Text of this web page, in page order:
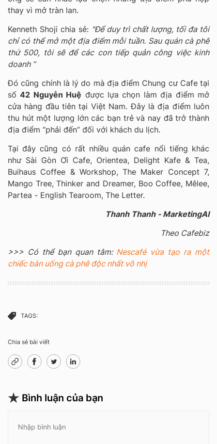
thay vì mở tràn lan.
Kenneth Shoji chia sẻ: "Để duy trì chất lượng, tối đa tôi
chỉ có thể mở một địa điểm mỗi tuần. Sau quán cà phê
thứ 500, tôi sẽ để các con tiếp quản công việc kinh
doanh ”
Đó cũng chính là lý do mà địa điểm Chung cư Cafe tại
số42 Nguyễn Huệ được lựa chọn làm địa điểm mở
cửa hàng đầu tiên tại Việt Nam. Đây là địa điểm luôn
thu hút một lượng lớn các bạn trẻ và nay đã trở thành
địa điểm “phải đến” đối với khách du lịch.
Tại đây cũng có rất nhiều quán cafe nổi tiếng khác
như Sài Gòn Ơi Cafe, Orientea, Delight Kafe & Tea,
Buihaus Coffee & Workshop, The Maker Concept 7,
Mango Tree, Thinker and Dreamer, Boo Coffee, Mêlee,
Partea - English Tearoom, The Letter.
Thanh Thanh - MarketingAI
Theo Cafebiz
>>> Có thể bạn quan tâm: Nescafé vừa tạo ra một
chiếc bàn uống cà phê độc nhất vô nhị
TAGS:
Chia sẻ bài viết
Bình luận của bạn